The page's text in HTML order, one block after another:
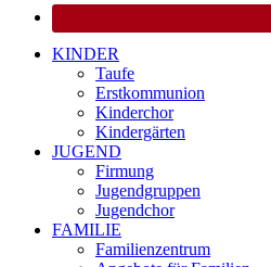
KINDER
Taufe
Erstkommunion
Kinderchor
Kindergärten
JUGEND
Firmung
Jugendgruppen
Jugendchor
FAMILIE
Familienzentrum